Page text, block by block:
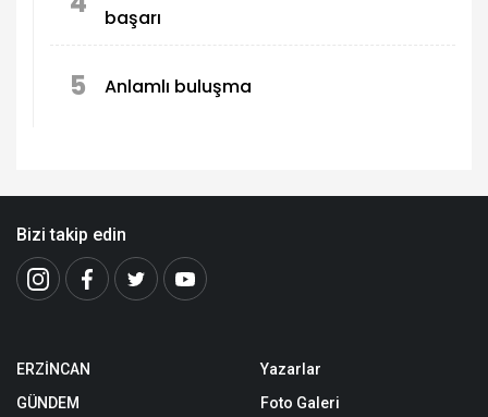
başarı
5 Anlamlı buluşma
Bizi takip edin
ERZİNCAN
GÜNDEM
Yazarlar
Foto Galeri